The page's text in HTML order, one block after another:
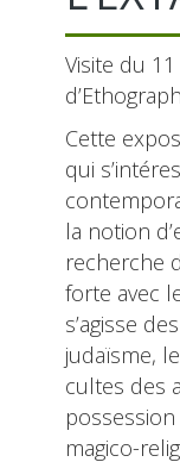
Visite du
Cette
qui
la notion
recherche
forte avec
s’agisse
judaïsme,
cultes des
magico-